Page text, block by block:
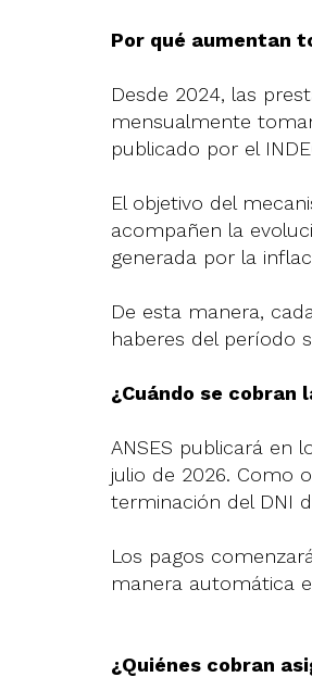
Por qué aumentan
Desde 2024, las
mensualmente
publicado por el
El objetivo del
acompañen la
generada por la
De esta manera,
haberes del período
¿Cuándo se cobran
ANSES publicará en
julio de 2026. Como
terminación del DNI
Los pagos
manera automática
¿Quiénes cobran